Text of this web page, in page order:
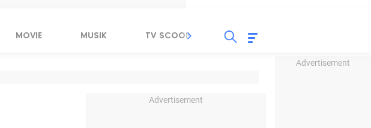
Advertisement
MOVIE MUSIK TV SCOOP LIRIK
Advertisement